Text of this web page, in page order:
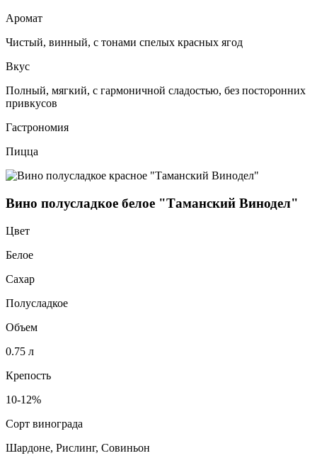
Аромат
Чистый, винный, с тонами спелых красных ягод
Вкус
Полный, мягкий, с гармоничной сладостью, без посторонних
привкусов
Гастрономия
Пицца
Вино полусладкое белое "Таманский Винодел"
Цвет
Белое
Сахар
Полусладкое
Объем
0.75 л
Крепость
10-12%
Сорт винограда
Шардоне, Рислинг, Совиньон